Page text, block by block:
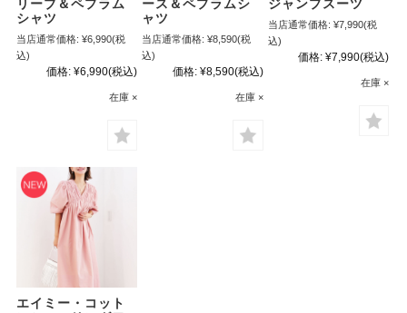
リーブ＆ペプラム
シャツ
当店通常価格: ¥6,990(税
込)
価格: ¥6,990(税込)
在庫 ×
ース＆ペプラムシ
ャツ
当店通常価格: ¥8,590(税
込)
価格: ¥8,590(税込)
在庫 ×
ジャンプスーツ
当店通常価格: ¥7,990(税
込)
価格: ¥7,990(税込)
在庫 ×
エイミー・コット